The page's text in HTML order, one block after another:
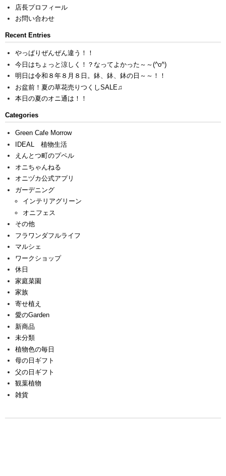
店長プロフィール
お問い合わせ
Recent Entries
やっぱりぜんぜん違う！！
今日はちょっと涼しく！？なってよかった～～(^o^)
明日は令和８年８月８日。鉢、鉢、鉢の日～～！！
お盆前！夏の草花売りつくしSALE♫
本日の夏のオニ通は！！
Categories
Green Cafe Morrow
IDEAL 植物生活
えんとつ町のプペル
オニちゃんねる
オニヅカ公式アプリ
ガーデニング
インテリアグリーン
オニフェス
その他
フラワンダフルライフ
マルシェ
ワークショップ
休日
家庭菜園
家族
寄せ植え
愛のGarden
新商品
未分類
植物色の毎日
母の日ギフト
父の日ギフト
観葉植物
雑貨